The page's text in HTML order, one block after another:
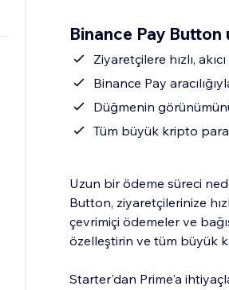
Binance Pay Button
Ziyaretçilere hızlı,
Binance Pay
Düğmenin
Tüm büyük kripto
Uzun bir ödeme süreci
Button, ziyaretçilerinize
çevrimiçi ödemeler ve
özelleştirin ve tüm büyük
Starter'dan Prime'a